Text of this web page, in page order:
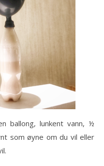
ballong, lunkent vann, ½
som øyne om du vil eller